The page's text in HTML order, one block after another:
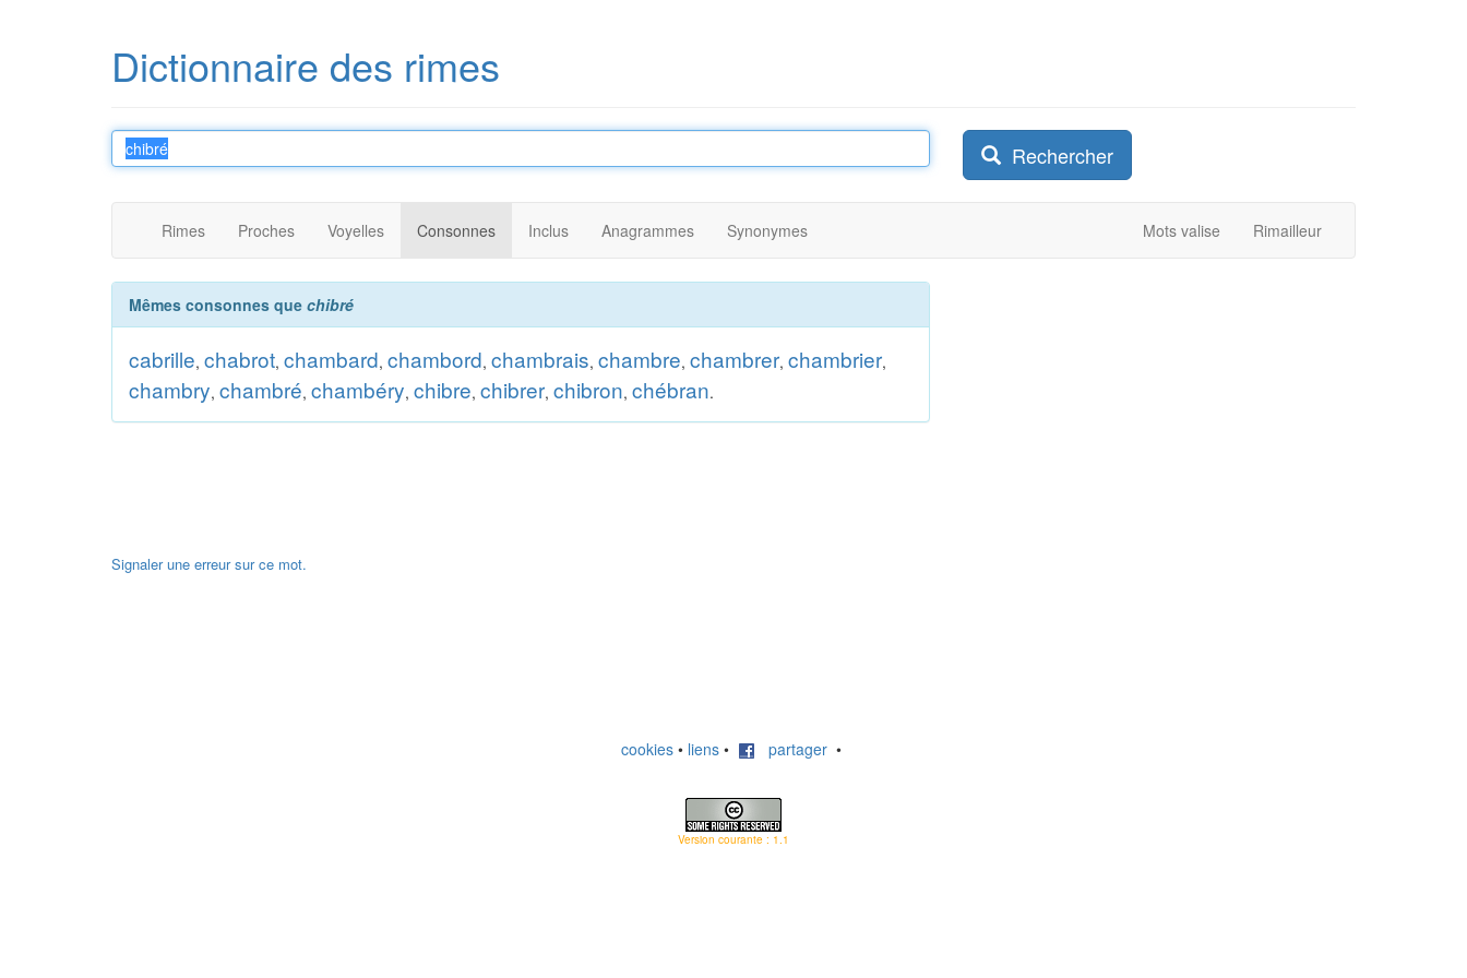
Dictionnaire des rimes
Rechercher
Rimes Proches Voyelles Consonnes Inclus Anagrammes Synonymes Mots valise Rimailleur
Mêmes consonnes que chibré
cabrille, chabrot, chambard, chambord, chambrais, chambre, chambrer, chambrier,
chambry, chambré, chambéry, chibre, chibrer, chibron, chébran.
Signaler une erreur sur ce mot.
cookies • liens • partager •
Version courante : 1.1